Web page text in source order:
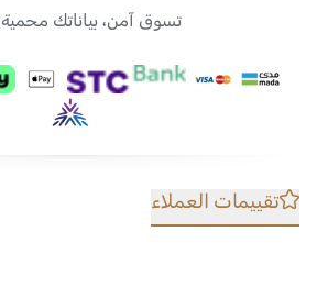
تسوق آمن، بياناتك محمية
تقييمات العملاء